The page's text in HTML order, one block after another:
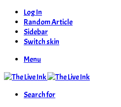
Log In
Random Article
Sidebar
Switch skin
Menu
Search for